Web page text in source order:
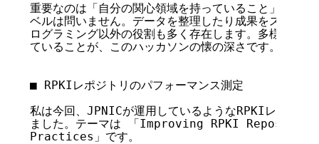
重要なのは「自分の関心領域を持っていること」であ
ベルは問いません。データを整理したり成果をスライ
ログラミング以外の役割も多く存在します。多様な参
ていることが、このハッカソンの懐の深さです。
■ RPKIレポジトリのパフォーマンス測定
私は今回、JPNICが運用しているようなRPKIレポジト
ました。テーマは 「Improving RPKI
Practices」です。